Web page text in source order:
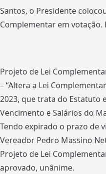
Santos, o Presidente
Complementar em
Projeto de Lei
– “Altera a Lei
2023, que trata do Estatuto
Vencimento e Salários do
Tendo expirado o prazo de
Vereador Pedro Massino
Projeto de Lei
aprovado, unânime.